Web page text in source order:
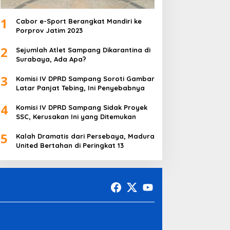
1
Cabor e-Sport Berangkat Mandiri ke
Porprov Jatim 2023
2
Sejumlah Atlet Sampang Dikarantina di
Surabaya, Ada Apa?
3
Komisi IV DPRD Sampang Soroti Gambar
Latar Panjat Tebing, Ini Penyebabnya
4
Komisi IV DPRD Sampang Sidak Proyek
SSC, Kerusakan Ini yang Ditemukan
5
Kalah Dramatis dari Persebaya, Madura
United Bertahan di Peringkat 13